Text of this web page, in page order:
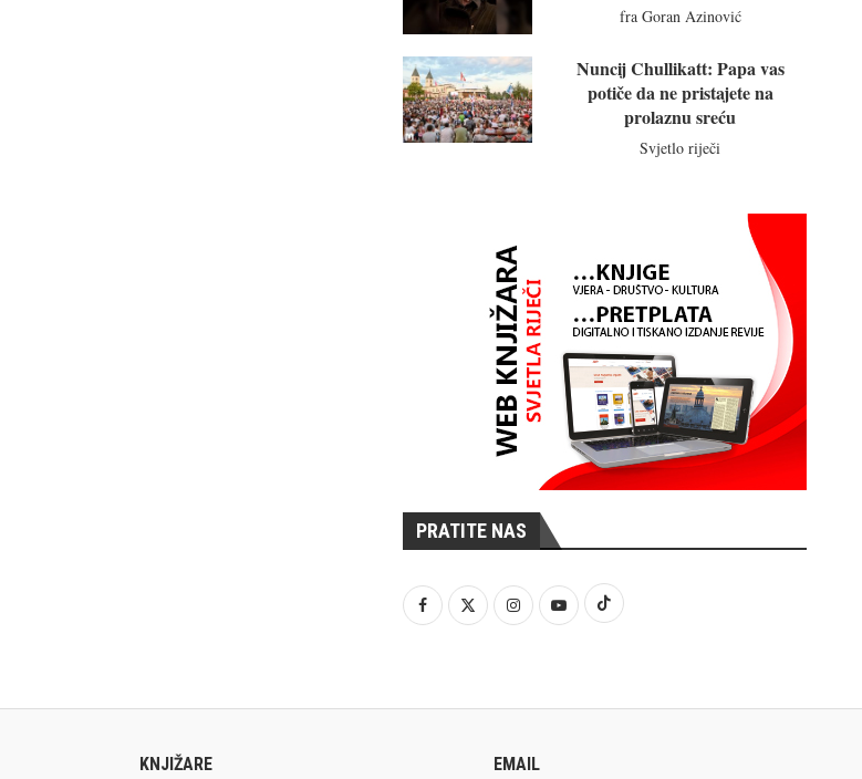
fra Goran Azinović
Nuncij Chullikatt: Papa vas
potiče da ne pristajete na
prolaznu sreću
Svjetlo riječi
PRATITE NAS
KNJIŽARE EMAIL